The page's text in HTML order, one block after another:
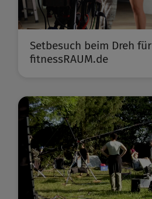
Setbesuch beim Dreh für
fitnessRAUM.de